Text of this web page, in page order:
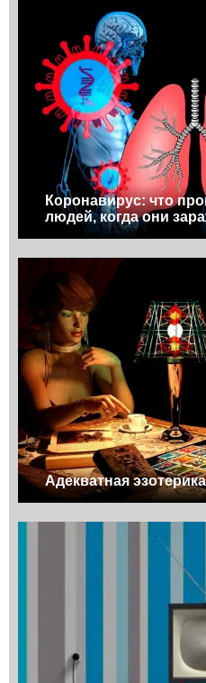
Коронавирус: что
людей, когда они
Адекватная эзотерика